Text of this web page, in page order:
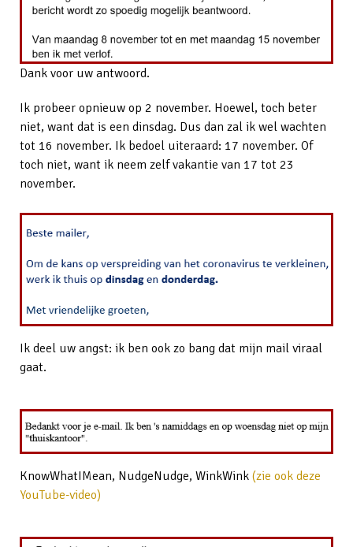
Dank voor uw antwoord.
Ik probeer opnieuw op 2 november. Hoewel, toch beter
niet, want dat is een dinsdag. Dus dan zal ik wel wachten
tot 16 november. Ik bedoel uiteraard: 17 november. Of
toch niet, want ik neem zelf vakantie van 17 tot 23
november.
Ik deel uw angst: ik ben ook zo bang dat mijn mail viraal
gaat.
KnowWhatIMean, NudgeNudge, WinkWink (zie ook deze
YouTube-video)